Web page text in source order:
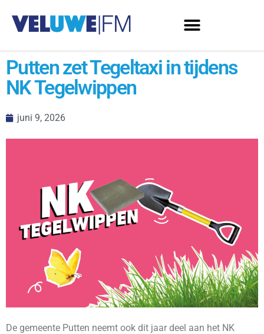
Putten zet Tegeltaxi in tijdens
NK Tegelwippen
juni 9, 2026
De gemeente Putten neemt ook dit jaar deel aan het NK